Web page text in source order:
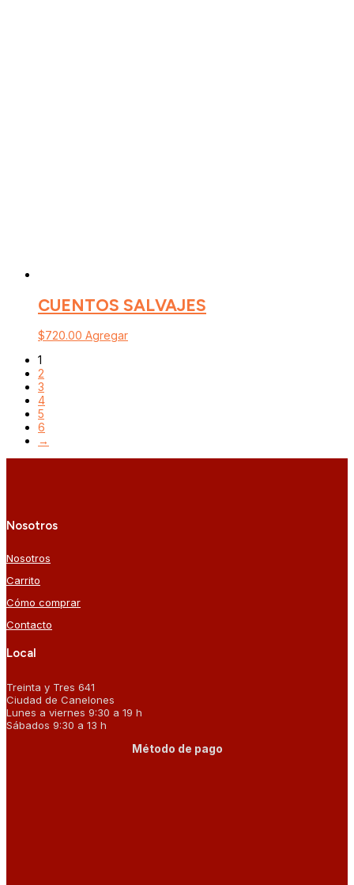
CUENTOS SALVAJES
$720.00 Agregar
1
2
3
4
5
6
→
Nosotros
Nosotros
Carrito
Cómo comprar
Contacto
Local
Treinta y Tres 641
Ciudad de Canelones
Lunes a viernes 9:30 a 19 h
Sábados 9:30 a 13 h
Método de pago